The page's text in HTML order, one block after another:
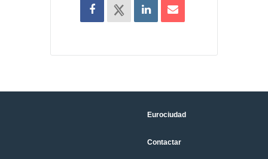
Eurociudad
Contactar